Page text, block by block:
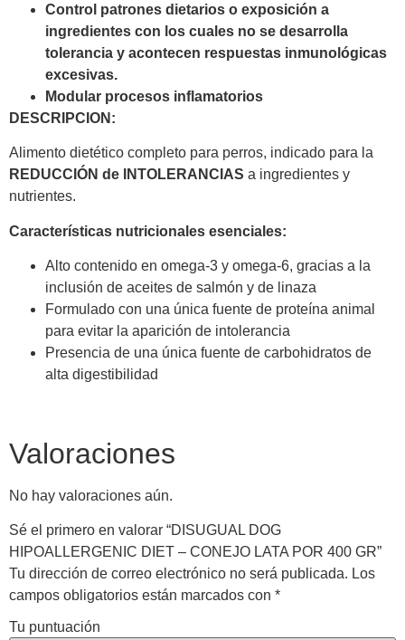
Control patrones dietarios o exposición a
ingredientes con los cuales no se desarrolla
tolerancia y acontecen respuestas inmunológicas
excesivas.
Modular procesos inflamatorios
DESCRIPCION:
Alimento dietético completo para perros, indicado para la
REDUCCIÓN de INTOLERANCIAS a ingredientes y
nutrientes.
Características nutricionales esenciales:
Alto contenido en omega-3 y omega-6, gracias a la
inclusión de aceites de salmón y de linaza
Formulado con una única fuente de proteína animal
para evitar la aparición de intolerancia
Presencia de una única fuente de carbohidratos de
alta digestibilidad
Valoraciones
No hay valoraciones aún.
Sé el primero en valorar “DISUGUAL DOG
HIPOALLERGENIC DIET – CONEJO LATA POR 400 GR”
Tu dirección de correo electrónico no será publicada. Los
campos obligatorios están marcados con *
Tu puntuación